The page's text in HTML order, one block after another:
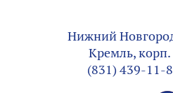
Нижний
Кремль, корп.
(831) 439-11-